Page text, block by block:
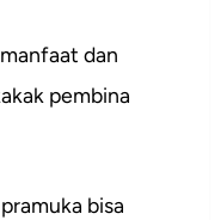
dan
pembina
bisa